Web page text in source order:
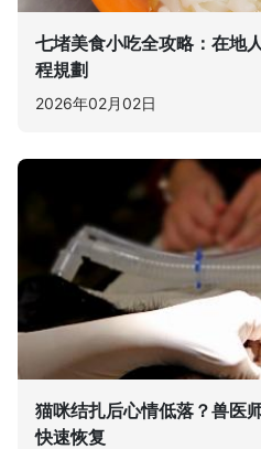
七堵美食小吃全攻略：在地
程規劃
2026年02月02日
猫咪结扎后心情低落？兽医
快速恢复